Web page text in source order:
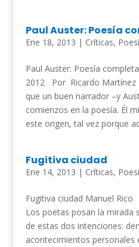
Paul Auster: Poesía
Ene 18, 2013 | Críticas,
Paul Auster: Poesía
2012 Por Ricardo
que un buen narrador –y
comienzos en la poesía. Él
este origen, tal vez porque
Fugitiva ciudad
Ene 14, 2013 | Críticas,
Fugitiva ciudad Manuel Rico
Los poetas posan la mirada
de estas dos intenciones:
acontecimientos personales